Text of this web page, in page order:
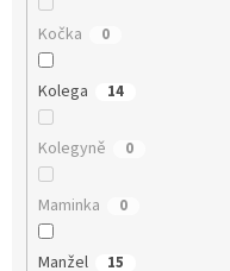
Kočka 0
Kolega 14
Kolegyně 0
Maminka 0
Manžel 15